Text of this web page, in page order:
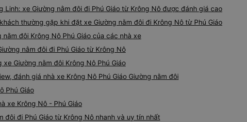
Linh: xe Giường nằm đôi đi Phú Giáo từ Krông Nô được đánh giá cao
thường gặp khi đặt xe Giường nằm đôi đi Krông Nô từ Phú Giáo
đôi Krông Nô Phú Giáo của các nhà xe
nằm đôi đi Phú Giáo từ Krông Nô
xe Giường nằm đôi Krông Nô Phú Giáo
đánh giá nhà xe Krông Nô Phú Giáo Giường nằm đôi
Phú Giáo
xe Krông Nô - Phú Giáo
đôi đi Phú Giáo từ Krông Nô nhanh và uy tín nhất